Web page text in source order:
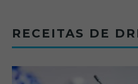
RECEITAS DE